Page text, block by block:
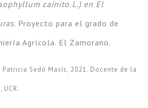
cainito L.) en El
. Proyecto para el grado de
Agrícola. El Zamorano.
Sedó Masís, 2021. Docente de la